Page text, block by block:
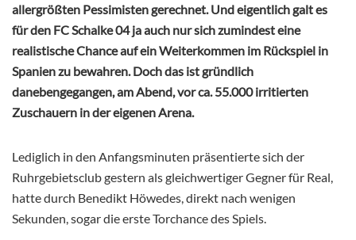
allergrößten Pessimisten gerechnet. Und eigentlich galt es
für den FC Schalke 04 ja auch nur sich zumindest eine
realistische Chance auf ein Weiterkommen im Rückspiel in
Spanien zu bewahren. Doch das ist gründlich
danebengegangen, am Abend, vor ca. 55.000 irritierten
Zuschauern in der eigenen Arena.
Lediglich in den Anfangsminuten präsentierte sich der
Ruhrgebietsclub gestern als gleichwertiger Gegner für Real,
hatte durch Benedikt Höwedes, direkt nach wenigen
Sekunden, sogar die erste Torchance des Spiels.